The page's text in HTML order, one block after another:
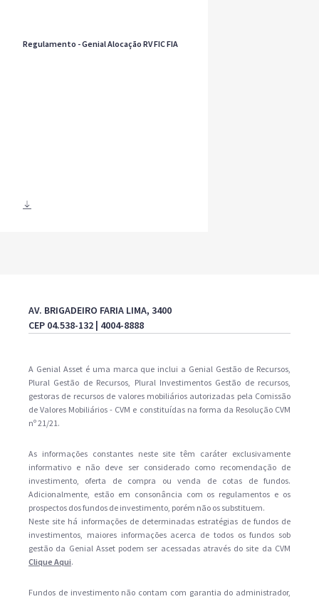
Regulamento - Genial Alocação RV FIC FIA
AV. BRIGADEIRO FARIA LIMA, 3400
CEP 04.538-132 | 4004-8888
A Genial Asset é uma marca que inclui a Genial Gestão de Recursos,
Plural Gestão de Recursos, Plural Investimentos Gestão de recursos,
gestoras de recursos de valores mobiliários autorizadas pela Comissão
de Valores Mobiliários - CVM e constituídas na forma da Resolução CVM
nº 21/21.
As informações constantes neste site têm caráter exclusivamente
informativo e não deve ser considerado como recomendação de
investimento, oferta de compra ou venda de cotas de fundos.
Adicionalmente, estão em consonância com os regulamentos e os
prospectos dos fundos de investimento, porém não os substituem.
Neste site há informações de determinadas estratégias de fundos de
investimentos, maiores informações acerca de todos os fundos sob
gestão da Genial Asset podem ser acessadas através do site da CVM
Clique Aqui.
Fundos de investimento não contam com garantia do administrador,